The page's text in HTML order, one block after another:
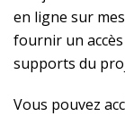
en ligne sur
fournir un
supports du
Vous pouvez